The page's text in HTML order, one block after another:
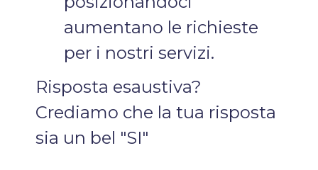
aumentano le richieste
per i nostri servizi.
Risposta esaustiva?
Crediamo che la tua risposta
sia un bel "SI"